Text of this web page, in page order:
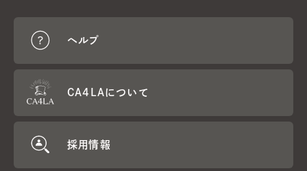
ヘルプ
CA4LAについて
採用情報